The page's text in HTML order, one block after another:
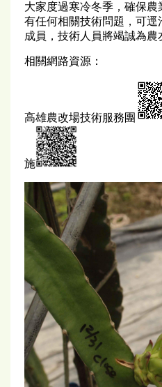
大家度過寒冷冬季，確保
有任何相關技術問題，可逕
成員，技術人員將竭誠為農
相關網路資源：
高雄農改場技術服務團
施